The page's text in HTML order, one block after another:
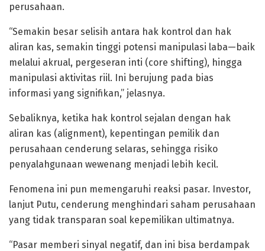
perusahaan.
“Semakin besar selisih antara hak kontrol dan hak
aliran kas, semakin tinggi potensi manipulasi laba—baik
melalui akrual, pergeseran inti (core shifting), hingga
manipulasi aktivitas riil. Ini berujung pada bias
informasi yang signifikan,” jelasnya.
Sebaliknya, ketika hak kontrol sejalan dengan hak
aliran kas (alignment), kepentingan pemilik dan
perusahaan cenderung selaras, sehingga risiko
penyalahgunaan wewenang menjadi lebih kecil.
Fenomena ini pun memengaruhi reaksi pasar. Investor,
lanjut Putu, cenderung menghindari saham perusahaan
yang tidak transparan soal kepemilikan ultimatnya.
“Pasar memberi sinyal negatif, dan ini bisa berdampak